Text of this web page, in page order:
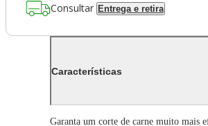
Consultar Entrega e retira
Características
Garanta um corte de carne muito mais